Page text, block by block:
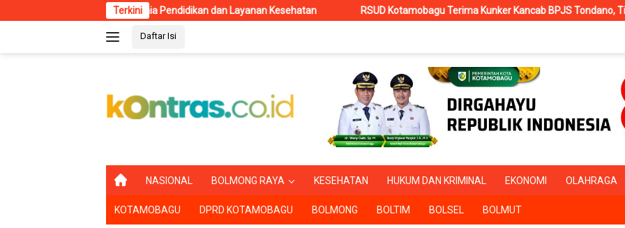
ke
Terkini
Pendidikan dan Layanan Kesehatan RSUD Kotamobagu Terima Kunker Kancab BPJS Tondano, Tinjau Pelayanan dan Perkuat
Daftar Isi
B
R
A
NASIONAL BOLMONG RAYA KESEHATAN HUKUM DAN KRIMINAL EKONOMI OLAHRAGA
KOTAMOBAGU DPRD KOTAMOBAGU BOLMONG BOLTIM BOLSEL BOLMUT